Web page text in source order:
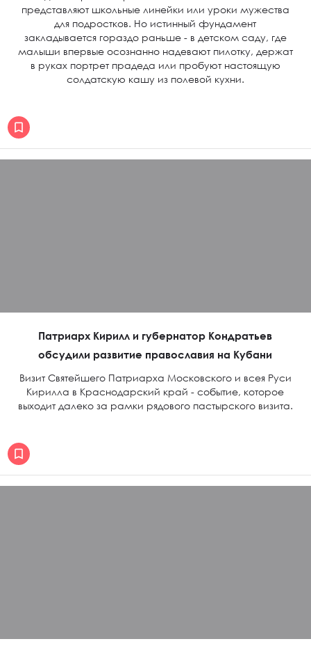
представляют школьные линейки или уроки мужества
для подростков. Но истинный фундамент
закладывается гораздо раньше - в детском саду, где
малыши впервые осознанно надевают пилотку, держат
в руках портрет прадеда или пробуют настоящую
солдатскую кашу из полевой кухни.
Патриарх Кирилл и губернатор Кондратьев
обсудили развитие православия на Кубани
Визит Святейшего Патриарха Московского и всея Руси
Кирилла в Краснодарский край - событие, которое
выходит далеко за рамки рядового пастырского визита.